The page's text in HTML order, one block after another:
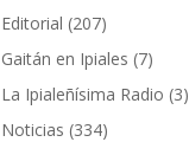
Editorial (207)
Gaitán en Ipiales (7)
La Ipialeñísima Radio (3)
Noticias (334)